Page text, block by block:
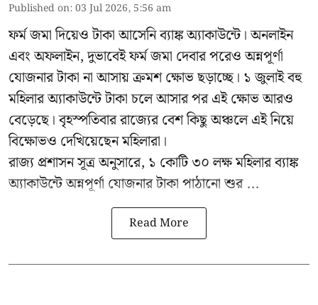
Published on:03 Jul 2026, 5:56 am
ফর্ম জমা দিয়েও টাকা আসেনি ব্যাঙ্ক অ্যাকাউন্টে। অনলাইন
এবং অফলাইন, দুভাবেই ফর্ম জমা দেবার পরেও অন্নপূর্ণা
যোজনার টাকা না আসায় ক্রমশ ক্ষোভ ছড়াচ্ছে। ১ জুলাই বহু
মহিলার অ্যাকাউন্টে টাকা চলে আসার পর এই ক্ষোভ আরও
বেড়েছে। বৃহস্পতিবার রাজ্যের বেশ কিছু অঞ্চলে এই নিয়ে
বিক্ষোভও দেখিয়েছেন মহিলারা।
রাজ্য প্রশাসন সূত্র অনুসারে, ১ কোটি ৩০ লক্ষ মহিলার ব্যাঙ্ক
অ্যাকাউন্টে অন্নপূর্ণা যোজনার টাকা পাঠানো শুর ...
Read More